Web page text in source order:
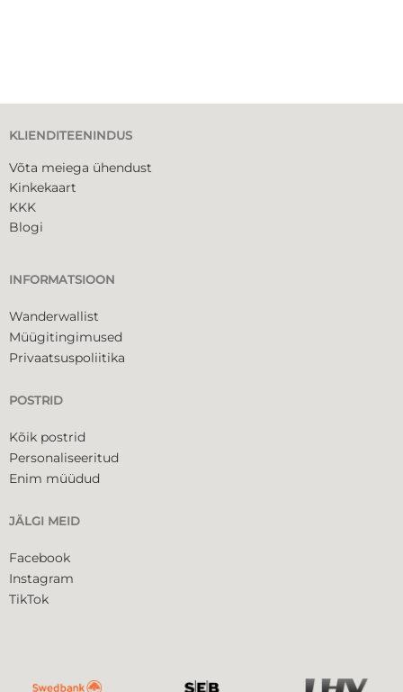
KLIENDITEENINDUS
Võta meiega ühendust
Kinkekaart
KKK
Blogi
INFORMATSIOON
Wanderwallist
Müügitingimused
Privaatsuspoliitika
POSTRID
Kõik postrid
Personaliseeritud
Enim müüdud
JÄLGI MEID
Facebook
Instagram
TikTok